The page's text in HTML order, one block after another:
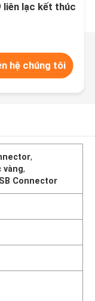
liên lạc kết thúc
hệ chúng tôi
,
vàng,
Connector